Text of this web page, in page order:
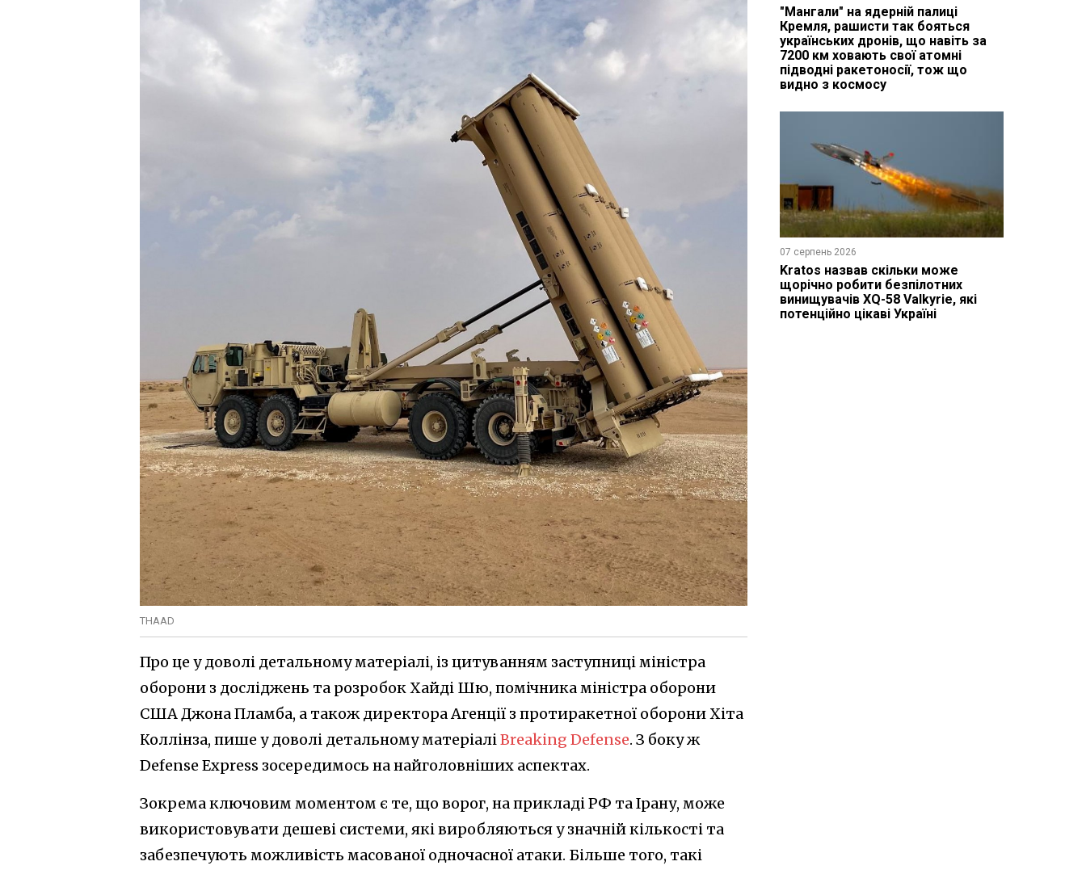
THAAD
Про це у доволі детальному матеріалі, із цитуванням заступниці міністра
оборони з досліджень та розробок Хайді Шю, помічника міністра оборони
США Джона Пламба, а також директора Агенції з протиракетної оборони Хіта
Коллінза, пише у доволі детальному матеріаліBreaking Defense. З боку ж
Defense Express зосередимось на найголовніших аспектах.
Зокрема ключовим моментом є те, що ворог, на прикладі РФ та Ірану, може
використовувати дешеві системи, які виробляються у значній кількості та
забезпечують можливість масованої одночасної атаки. Більше того, такі
"Мангали" на ядерній палиці
Кремля, рашисти так бояться
українських дронів, що навіть за
7200 км ховають свої атомні
підводні ракетоносії, тож що
видно з космосу
07 серпень 2026
Kratos назвав скільки може
щорічно робити безпілотних
винищувачів XQ-58 Valkyrie, які
потенційно цікаві Україні